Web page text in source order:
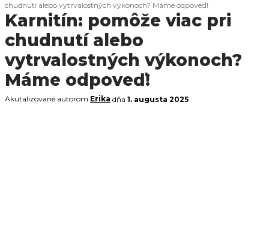
chudnutí alebo vytrvalostných výkonoch? Máme odpoveď!
Karnitín: pomôže viac pri
chudnutí alebo
vytrvalostných výkonoch?
Máme odpoveď!
Akutalizované autorom Erika dňa 1. augusta 2025